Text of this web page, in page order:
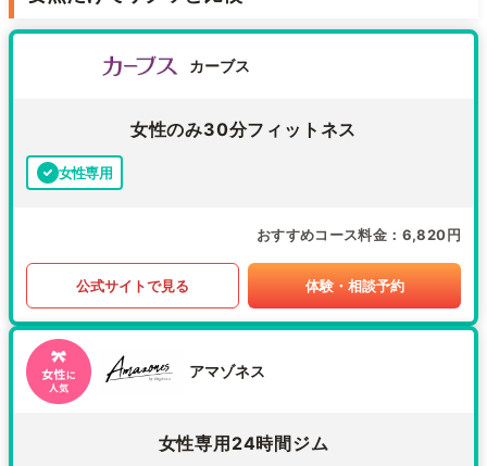
カーブス
女性のみ30分フィットネス
女性専用
おすすめコース料金 6,820円
公式サイトで見る 体験・相談予約
アマゾネス
女性専用24時間ジム